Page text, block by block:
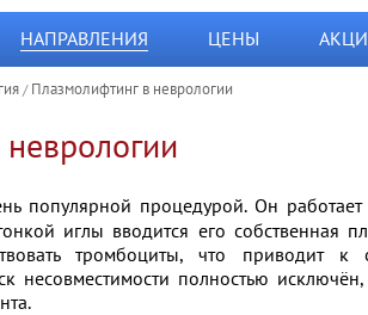
НАПРАВЛЕНИЯ ЦЕНЫ
/ Плазмолифтинг в неврологии
популярной процедурой. Он работает
иглы вводится его собственная
тромбоциты, что приводит к
несовместимости полностью исключён,